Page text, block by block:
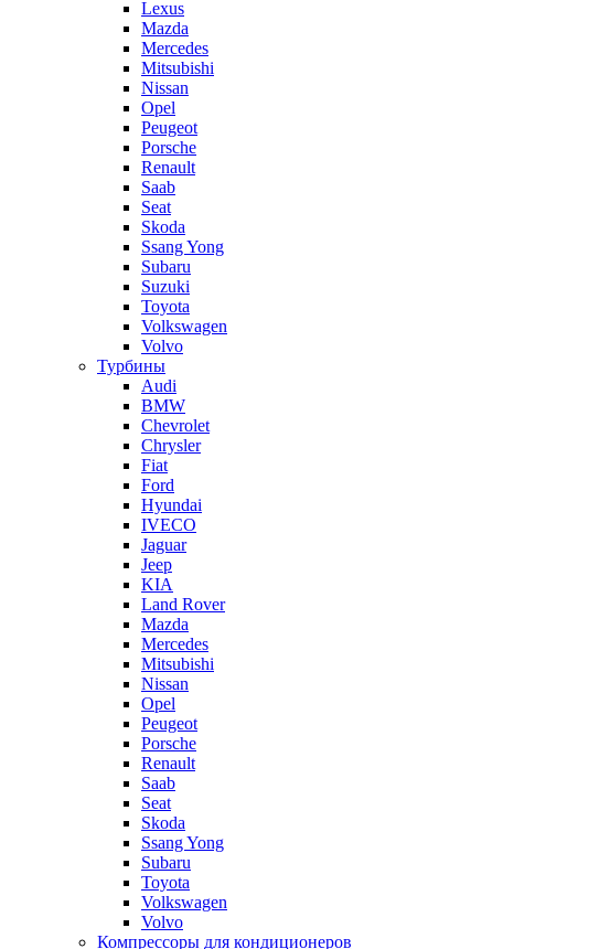
Lexus
Mazda
Mercedes
Mitsubishi
Nissan
Opel
Peugeot
Porsche
Renault
Saab
Seat
Skoda
Ssang Yong
Subaru
Suzuki
Toyota
Volkswagen
Volvo
Турбины
Audi
BMW
Chevrolet
Chrysler
Fiat
Ford
Hyundai
IVECO
Jaguar
Jeep
KIA
Land Rover
Mazda
Mercedes
Mitsubishi
Nissan
Opel
Peugeot
Porsche
Renault
Saab
Seat
Skoda
Ssang Yong
Subaru
Toyota
Volkswagen
Volvo
Компрессоры для кондиционеров